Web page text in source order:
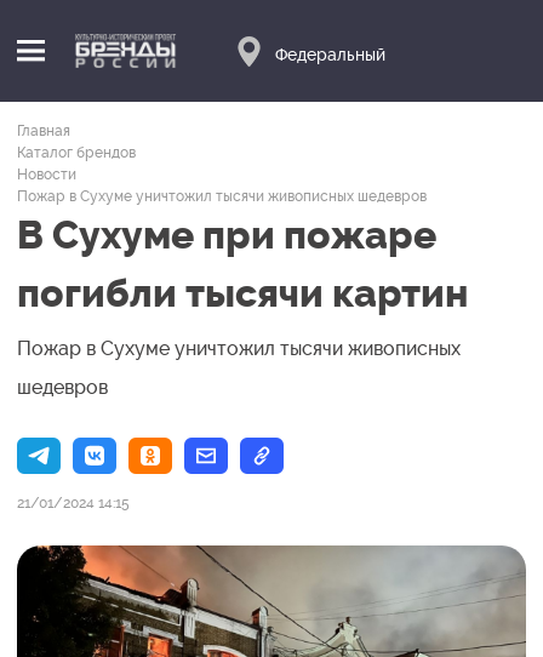
Федеральный
Главная
Каталог брендов
Новости
Пожар в Сухуме уничтожил тысячи живописных шедевров
В Сухуме при пожаре
погибли тысячи картин
Пожар в Сухуме уничтожил тысячи живописных
шедевров
21/01/2024 14:15